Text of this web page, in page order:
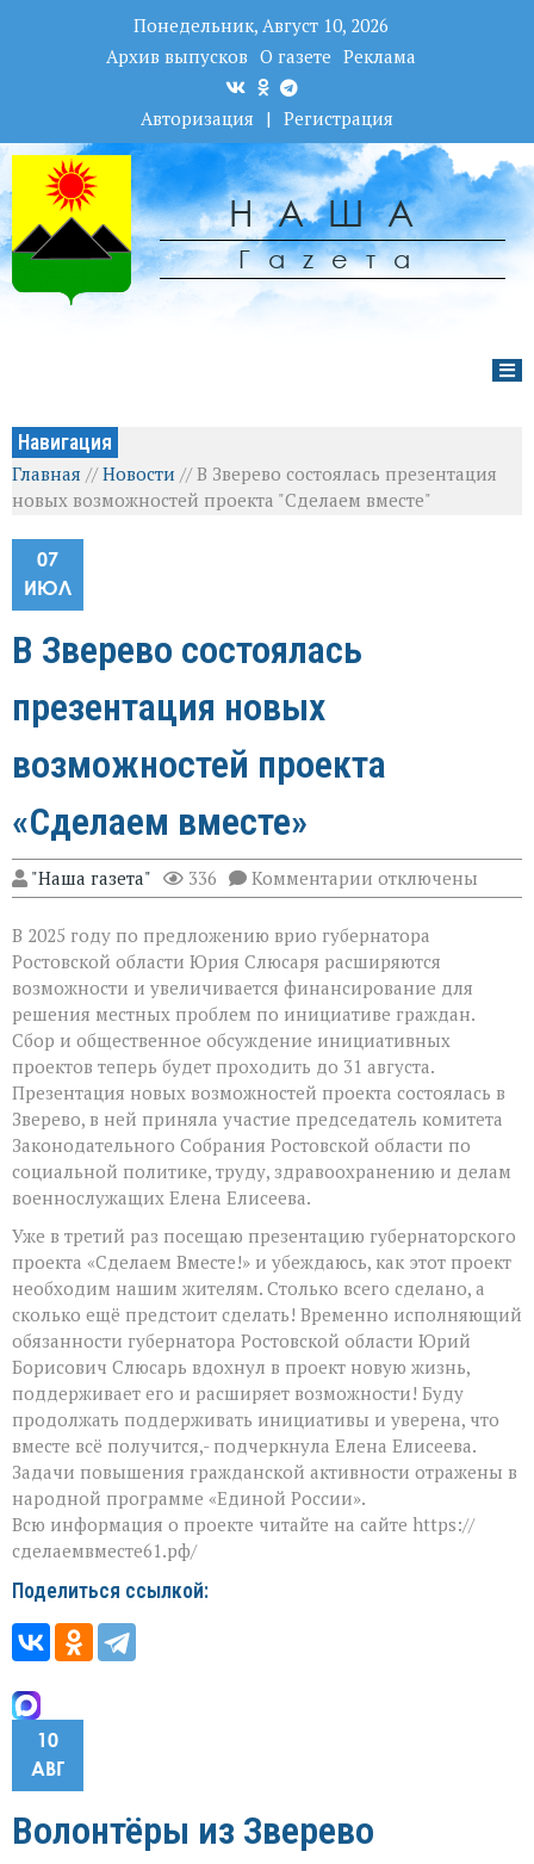
Понедельник, Август 10, 2026
Архив выпусков О газете Реклама
Авторизация | Регистрация
НАША
Гаzета
Навигация
Главная //Новости //В Зверево состоялась презентация
новых возможностей проекта "Сделаем вместе"
07
ИЮЛ
В Зверево состоялась
презентация новых
возможностей проекта
«Сделаем вместе»
"Наша газета" 336 Комментарии к
записи
Зверево
состоялась
презентация
новых
возможностей
проекта
«Сделаем
вместе»
отключены
В 2025 году по предложению врио губернатора
Ростовской области Юрия Слюсаря расширяются
возможности и увеличивается финансирование для
решения местных проблем по инициативе граждан.
Сбор и общественное обсуждение инициативных
проектов теперь будет проходить до 31 августа.
Презентация новых возможностей проекта состоялась в
Зверево, в ней приняла участие председатель комитета
Законодательного Собрания Ростовской области по
социальной политике, труду, здравоохранению и делам
военнослужащих Елена Елисеева.
Уже в третий раз посещаю презентацию губернаторского
проекта «Сделаем Вместе!» и убеждаюсь, как этот проект
необходим нашим жителям. Столько всего сделано, а
сколько ещё предстоит сделать! Временно исполняющий
обязанности губернатора Ростовской области Юрий
Борисович Слюсарь вдохнул в проект новую жизнь,
поддерживает его и расширяет возможности! Буду
продолжать поддерживать инициативы и уверена, что
вместе всё получится,- подчеркнула Елена Елисеева.
Задачи повышения гражданской активности отражены в
народной программе «Единой России».
Всю информация о проекте читайте на сайте https://
сделаемвместе61.рф/
Поделиться ссылкой:
10
АВГ
Волонтёры из Зверево